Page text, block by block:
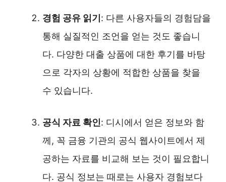
경험 공유 읽기 : 다른 사용자들의 경험담을
통해 실질적인 조언을 얻는 것도 좋습니
다. 다양한 대출 상품에 대한 후기를 바탕
으로 각자의 상황에 적합한 상품을 찾을
수 있습니다.
공식 자료 확인: 디시에서 얻은 정보와 함
께, 꼭 금융 기관의 공식 웹사이트에서 제
공하는 자료를 비교해 보는 것이 필요합니
다. 공식 정보는 때로는 사용자 경험보다